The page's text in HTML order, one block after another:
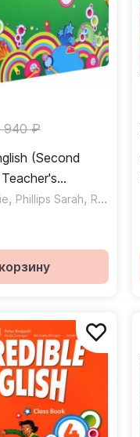
940 ₽
(Second
/
, Phillips Sarah, Redpath Peter